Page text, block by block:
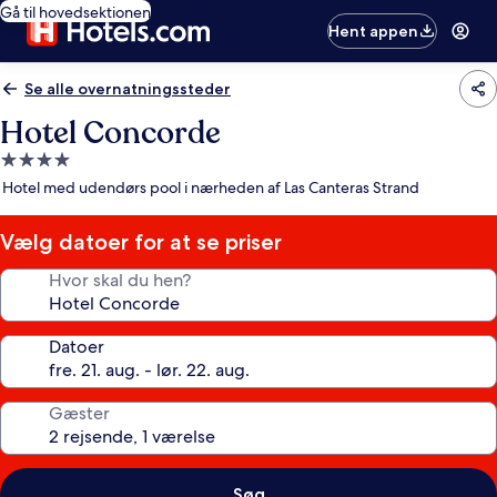
Gå til hovedsektionen
Hent appen
Se alle overnatningssteder
Hotel Concorde
4.0-
stjernet
Hotel med udendørs pool i nærheden af Las Canteras Strand
Vælg datoer for at se priser
Hvor skal du hen?
Datoer
Gæster